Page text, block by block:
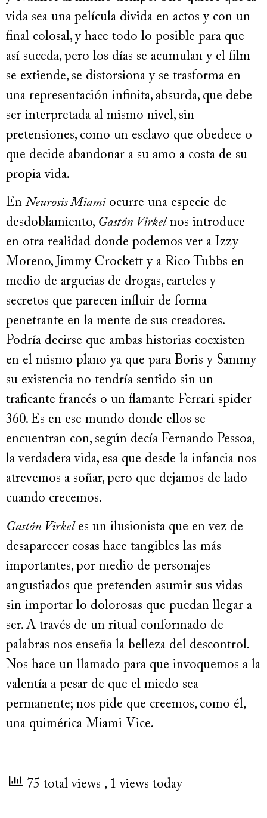
vida sea una película divida en actos y con un
final colosal, y hace todo lo posible para que
así suceda, pero los días se acumulan y el film
se extiende, se distorsiona y se trasforma en
una representación infinita, absurda, que debe
ser interpretada al mismo nivel, sin
pretensiones, como un esclavo que obedece o
que decide abandonar a su amo a costa de su
propia vida.
EnNeurosis Miamiocurre una especie de
desdoblamiento, Gastón Virkelnos introduce
en otra realidad donde podemos ver a Izzy
Moreno, Jimmy Crockett y a Rico Tubbs en
medio de argucias de drogas, carteles y
secretos que parecen influir de forma
penetrante en la mente de sus creadores.
Podría decirse que ambas historias coexisten
en el mismo plano ya que para Boris y Sammy
su existencia no tendría sentido sin un
traficante francés o un flamante Ferrari spider
360. Es en ese mundo donde ellos se
encuentran con, según decía Fernando Pessoa,
la verdadera vida, esa que desde la infancia nos
atrevemos a soñar, pero que dejamos de lado
cuando crecemos.
Gastón Virkeles un ilusionista que en vez de
desaparecer cosas hace tangibles las más
importantes, por medio de personajes
angustiados que pretenden asumir sus vidas
sin importar lo dolorosas que puedan llegar a
ser. A través de un ritual conformado de
palabras nos enseña la belleza del descontrol.
Nos hace un llamado para que invoquemos a la
valentía a pesar de que el miedo sea
permanente; nos pide que creemos, como él,
una quimérica Miami Vice.
75 total views , 1 views today